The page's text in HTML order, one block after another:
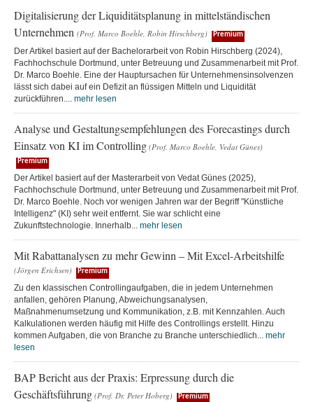
Digitalisierung der Liquiditätsplanung in mittelständischen
Unternehmen (Prof. Marco Boehle, Robin Hirschberg) Premium
Der Artikel basiert auf der Bachelorarbeit von Robin Hirschberg (2024),
Fachhochschule Dortmund, unter Betreuung und Zusammenarbeit mit Prof.
Dr. Marco Boehle. Eine der Hauptursachen für Unternehmensinsolvenzen
lässt sich dabei auf ein Defizit an flüssigen Mitteln und Liquidität
zurückführen.... mehr lesen
Analyse und Gestaltungsempfehlungen des Forecastings durch
Einsatz von KI im Controlling (Prof. Marco Boehle, Vedat Günes)
Premium
Der Artikel basiert auf der Masterarbeit von Vedat Günes (2025),
Fachhochschule Dortmund, unter Betreuung und Zusammenarbeit mit Prof.
Dr. Marco Boehle. Noch vor wenigen Jahren war der Begriff "Künstliche
Intelligenz" (KI) sehr weit entfernt. Sie war schlicht eine
Zukunftstechnologie. Innerhalb... mehr lesen
Mit Rabattanalysen zu mehr Gewinn – Mit Excel-Arbeitshilfe
(Jörgen Erichsen) Premium
Zu den klassischen Controllingaufgaben, die in jedem Unternehmen
anfallen, gehören Planung, Abweichungsanalysen,
Maßnahmenumsetzung und Kommunikation, z.B. mit Kennzahlen. Auch
Kalkulationen werden häufig mit Hilfe des Controllings erstellt. Hinzu
kommen Aufgaben, die von Branche zu Branche unterschiedlich... mehr
lesen
BAP Bericht aus der Praxis: Erpressung durch die
Geschäftsführung (Prof. Dr. Peter Hoberg) Premium